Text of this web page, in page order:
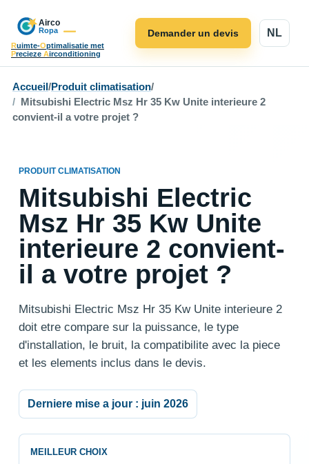
Ruimte-Optimalisatie met
Precieze Airconditioning
NL
Demander un devis
Accueil /Produit climatisation/
Mitsubishi Electric Msz Hr 35 Kw Unite interieure 2
convient-il a votre projet ?
PRODUIT CLIMATISATION
Mitsubishi Electric
Msz Hr 35 Kw Unite
interieure 2 convient-
il a votre projet ?
Mitsubishi Electric Msz Hr 35 Kw Unite interieure 2
doit etre compare sur la puissance, le type
d'installation, le bruit, la compatibilite avec la piece
et les elements inclus dans le devis.
Derniere mise a jour : juin 2026
MEILLEUR CHOIX